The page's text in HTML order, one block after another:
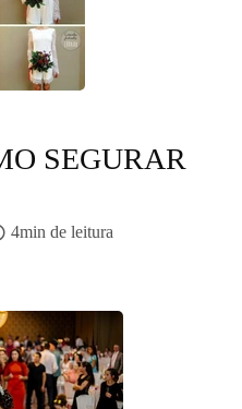
SEGURAR
4min de leitura